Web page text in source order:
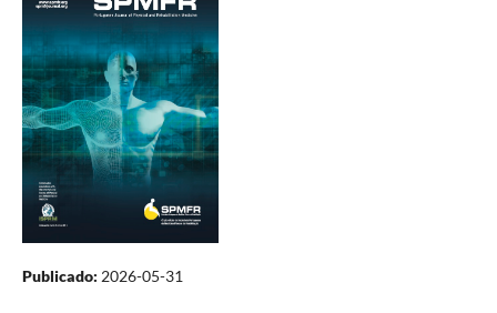
Publicado: 2026-05-31